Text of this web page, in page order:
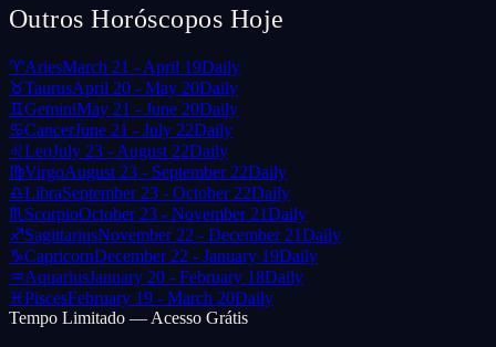
Outros Horóscopos Hoje
♈AriesMarch 21 - April 19Daily
♉TaurusApril 20 - May 20Daily
♊GeminiMay 21 - June 20Daily
♋CancerJune 21 - July 22Daily
♌LeoJuly 23 - August 22Daily
♍VirgoAugust 23 - September 22Daily
♎LibraSeptember 23 - October 22Daily
♏ ScorpioOctober 23 - November 21Daily
♐SagittariusNovember 22 - December 21Daily
♑CapricornDecember 22 - January 19Daily
♒AquariusJanuary 20 - February 18Daily
♓PiscesFebruary 19 - March 20Daily
Tempo Limitado — Acesso Grátis